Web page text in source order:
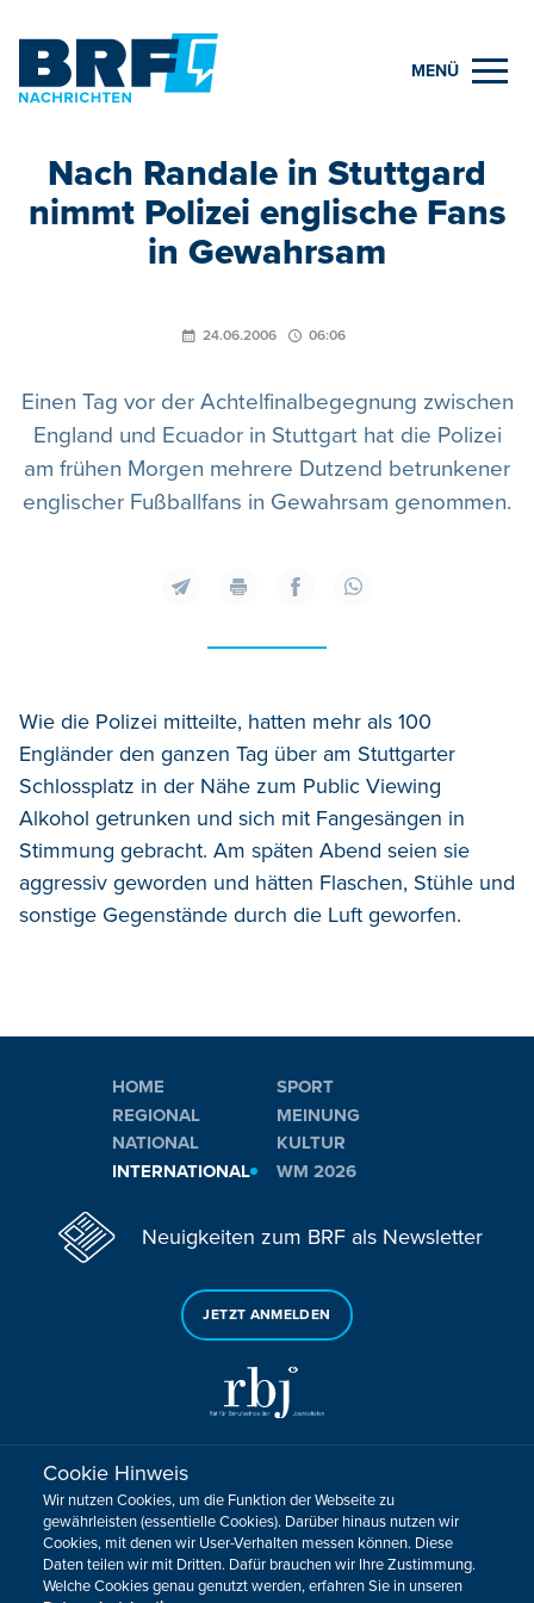
MENÜ
Nach Randale in Stuttgard
nimmt Polizei englische Fans
in Gewahrsam
24.06.2006 06:06
Einen Tag vor der Achtelfinalbegegnung zwischen
England und Ecuador in Stuttgart hat die Polizei
am frühen Morgen mehrere Dutzend betrunkener
englischer Fußballfans in Gewahrsam genommen.
Wie die Polizei mitteilte, hatten mehr als 100
Engländer den ganzen Tag über am Stuttgarter
Schlossplatz in der Nähe zum Public Viewing
Alkohol getrunken und sich mit Fangesängen in
Stimmung gebracht. Am späten Abend seien sie
aggressiv geworden und hätten Flaschen, Stühle und
sonstige Gegenstände durch die Luft geworfen.
HOME
REGIONAL
NATIONAL
INTERNATIONAL
SPORT
MEINUNG
KULTUR
WM 2026
Neuigkeiten zum BRF als Newsletter
JETZT ANMELDEN
Sie haben noch Fragen oder Anmerkungen?
KONTAKTIEREN SIE UNS!
Impressum Datenschutz Kontakt
Barrierefreiheit
Cookie Hinweis
Wir nutzen Cookies, um die Funktion der Webseite zu
gewährleisten (essentielle Cookies). Darüber hinaus nutzen wir
Cookies, mit denen wir User-Verhalten messen können. Diese
Daten teilen wir mit Dritten. Dafür brauchen wir Ihre Zustimmung.
Welche Cookies genau genutzt werden, erfahren Sie in unseren